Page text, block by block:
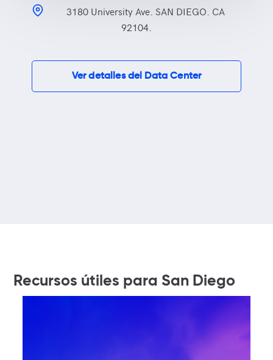
3180 University Ave. SAN DIEGO. CA
92104.
Ver detalles del Data Center
Recursos útiles para San Diego